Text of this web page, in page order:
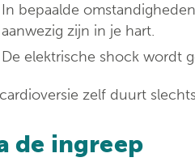
In bepaalde
aanwezig zijn in je hart.
De elektrische shock wordt
zelf duurt
de ingreep